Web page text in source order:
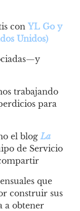
con YL Go y
Unidos)
trabajando
para
el blog La
de Servicio
que
construir sus
a obtener